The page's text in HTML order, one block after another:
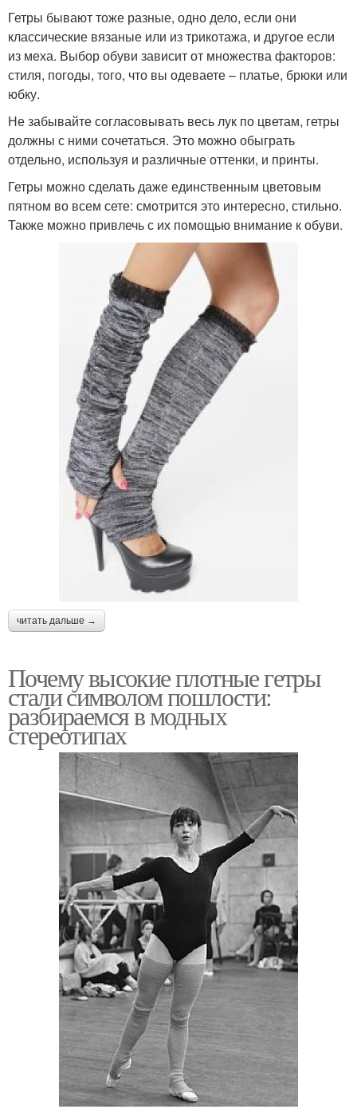
Гетры бывают тоже разные, одно дело, если они
классические вязаные или из трикотажа, и другое если
из меха. Выбор обуви зависит от множества факторов:
стиля, погоды, того, что вы одеваете – платье, брюки или
юбку.
Не забывайте согласовывать весь лук по цветам, гетры
должны с ними сочетаться. Это можно обыграть
отдельно, используя и различные оттенки, и принты.
Гетры можно сделать даже единственным цветовым
пятном во всем сете: смотрится это интересно, стильно.
Также можно привлечь с их помощью внимание к обуви.
читать дальше →
Почему высокие плотные гетры
стали символом пошлости:
разбираемся в модных
стереотипах